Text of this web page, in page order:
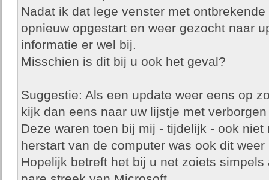
Nadat ik dat lege venster met
opnieuw opgestart en weer gezocht naar
informatie er wel bij.
Misschien is dit bij u ook het geval?
Suggestie: Als een update weer eens op
kijk dan eens naar uw lijstje met
Deze waren toen bij mij - tijdelijk - ook niet
herstart van de computer was ook dit weer
Hopelijk betreft het bij u net zoiets